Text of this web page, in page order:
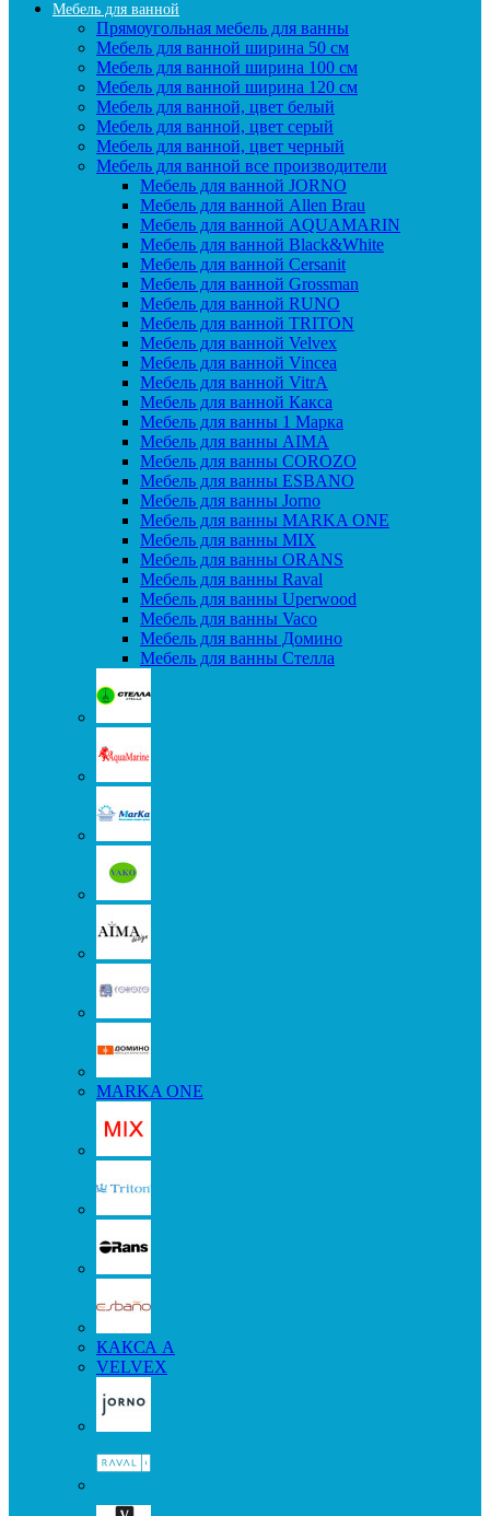
Мебель для ванной
Прямоугольная мебель для ванны
Мебель для ванной ширина 50 см
Мебель для ванной ширина 100 см
Мебель для ванной ширина 120 см
Мебель для ванной, цвет белый
Мебель для ванной, цвет серый
Мебель для ванной, цвет черный
Мебель для ванной все производители
Мебель для ванной JORNO
Мебель для ванной Allen Brau
Мебель для ванной AQUAMARIN
Мебель для ванной Black&White
Мебель для ванной Cersanit
Мебель для ванной Grossman
Мебель для ванной RUNO
Мебель для ванной TRITON
Мебель для ванной Velvex
Мебель для ванной Vincea
Мебель для ванной VitrA
Мебель для ванной Какса
Мебель для ванны 1 Марка
Мебель для ванны AIMA
Мебель для ванны COROZO
Мебель для ванны ESBANO
Мебель для ванны Jorno
Мебель для ванны MARKA ONE
Мебель для ванны MIX
Мебель для ванны ORANS
Мебель для ванны Raval
Мебель для ванны Uperwood
Мебель для ванны Vaco
Мебель для ванны Домино
Мебель для ванны Стелла
MARKA ONE
КАКСА А
VELVEX